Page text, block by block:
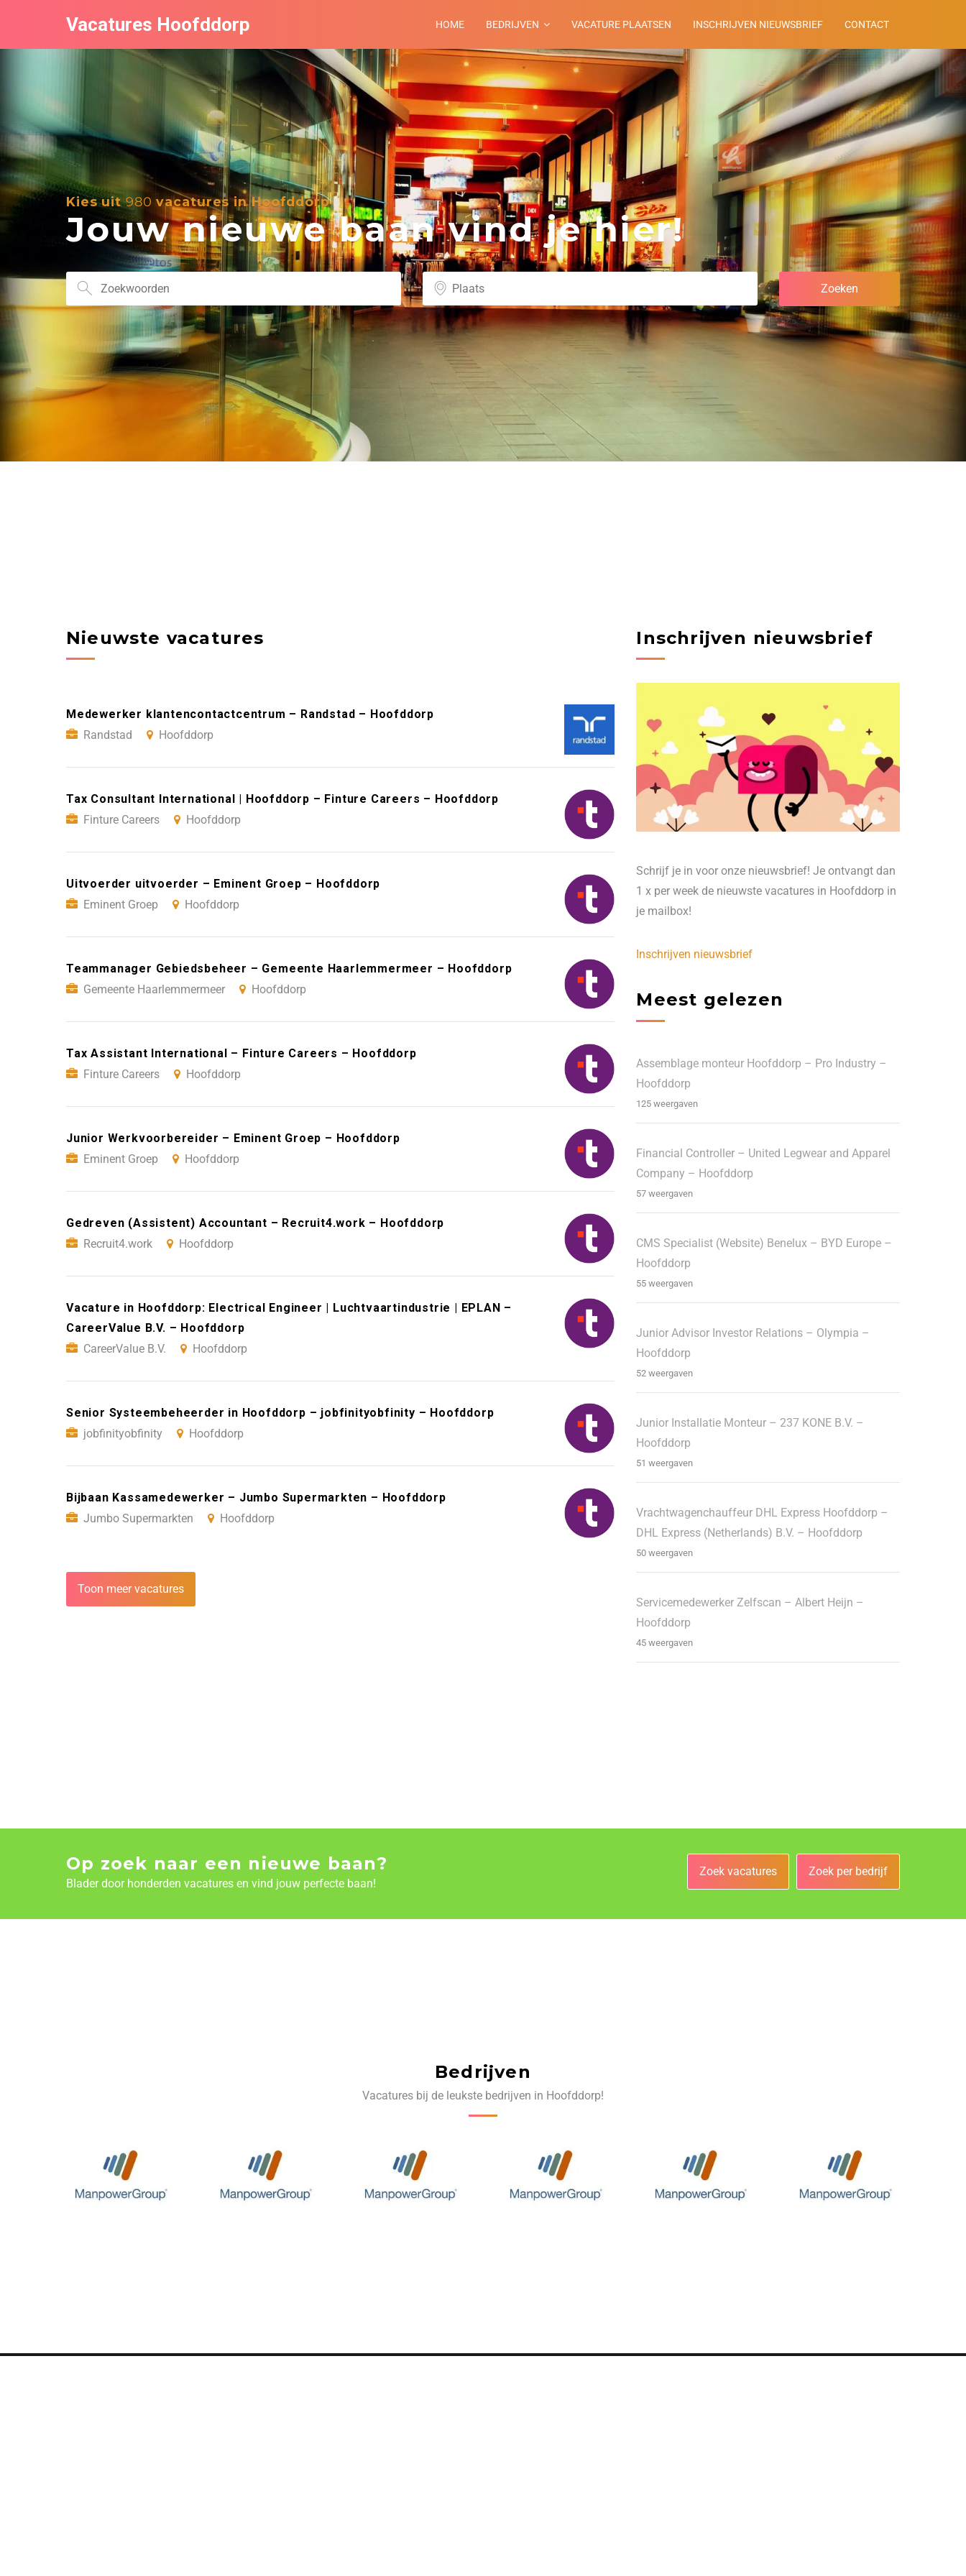
Vacatures Hoofddorp HOME BEDRIJVEN VACATURE PLAATSEN INSCHRIJVEN NIEUWSBRIEF CONTACT
Kies uit980vacatures in Hoofddorp
Jouw nieuwe baan vind je hier!
Nieuwste vacatures
Medewerker klantencontactcentrum – Randstad – Hoofddorp
Randstad
Hoofddorp
Tax Consultant International | Hoofddorp – Finture Careers – Hoofddorp
Finture Careers
Hoofddorp
Uitvoerder uitvoerder – Eminent Groep – Hoofddorp
Eminent Groep
Hoofddorp
Teammanager Gebiedsbeheer – Gemeente Haarlemmermeer – Hoofddorp
Gemeente Haarlemmermeer
Hoofddorp
Tax Assistant International – Finture Careers – Hoofddorp
Finture Careers
Hoofddorp
Junior Werkvoorbereider – Eminent Groep – Hoofddorp
Eminent Groep
Hoofddorp
Gedreven (Assistent) Accountant – Recruit4.work – Hoofddorp
Recruit4.work
Hoofddorp
Vacature in Hoofddorp: Electrical Engineer | Luchtvaartindustrie | EPLAN –
CareerValue B.V. – Hoofddorp
CareerValue B.V.
Hoofddorp
Senior Systeembeheerder in Hoofddorp – jobfinityobfinity – Hoofddorp
jobfinityobfinity
Hoofddorp
Bijbaan Kassamedewerker – Jumbo Supermarkten – Hoofddorp
Jumbo Supermarkten
Hoofddorp
Toon meer vacatures
Inschrijven nieuwsbrief
Schrijf je in voor onze nieuwsbrief! Je ontvangt dan
1 x per week de nieuwste vacatures in Hoofddorp in
je mailbox!
Inschrijven nieuwsbrief
Meest gelezen
Assemblage monteur Hoofddorp – Pro Industry –
Hoofddorp
125 weergaven
Financial Controller – United Legwear and Apparel
Company – Hoofddorp
57 weergaven
CMS Specialist (Website) Benelux – BYD Europe –
Hoofddorp
55 weergaven
Junior Advisor Investor Relations – Olympia –
Hoofddorp
52 weergaven
Junior Installatie Monteur – 237 KONE B.V. –
Hoofddorp
51 weergaven
Vrachtwagenchauffeur DHL Express Hoofddorp –
DHL Express (Netherlands) B.V. – Hoofddorp
50 weergaven
Servicemedewerker Zelfscan – Albert Heijn –
Hoofddorp
45 weergaven
Op zoek naar een nieuwe baan?
Blader door honderden vacatures en vind jouw perfecte baan!
Zoek vacatures Zoek per bedrijf
Bedrijven
Vacatures bij de leukste bedrijven in Hoofddorp!